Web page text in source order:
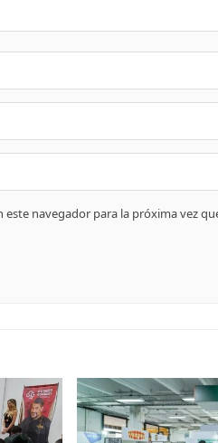
navegador para la próxima vez